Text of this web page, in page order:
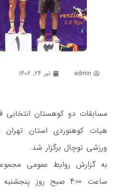
admin تیر 24, 1402
مسابقات دو کوهستان انتخابی
هیات کوهنوردی استان
ورزشی توچال برگزار شد.
به گزارش روابط عمومی